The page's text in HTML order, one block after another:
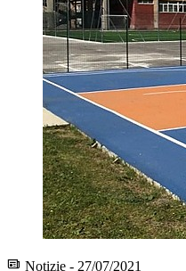
Notizie - 27/07/2021